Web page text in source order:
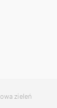
zieleń